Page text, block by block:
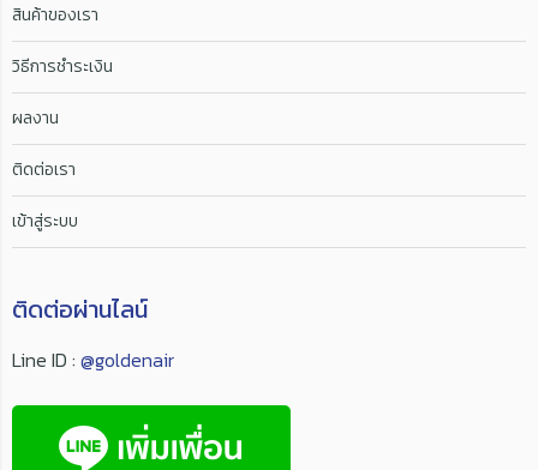
สินค้าของเรา
วิธีการชำระเงิน
ผลงาน
ติดต่อเรา
เข้าสู่ระบบ
ติดต่อผ่านไลน์
Line ID : @goldenair